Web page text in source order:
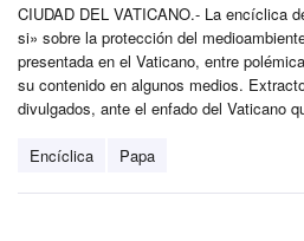
CIUDAD DEL VATICANO.- La encíclica
si» sobre la protección del
presentada en el Vaticano, entre
su contenido en algunos medios.
divulgados, ante el enfado del Vaticano
Encíclica Papa